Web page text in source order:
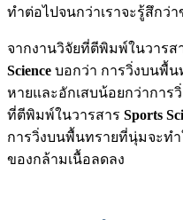
ทำต่อไปจนกว่าเราจะรู้สึกว่
จากงานวิจัยที่ตีพิมพ์ในวารส
Science บอกว่า การวิ่งบนพื้น
หายและอักเสบน้อยกว่าการ
ที่ตีพิมพ์ในวารสาร Sports
การวิ่งบนพื้นทรายที่นุ่มจะท
ของกล้ามเนื้อลดลง